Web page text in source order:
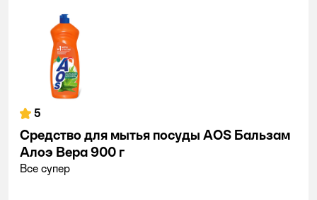
5
Средство для мытья посуды AOS Бальзам
Алоэ Вера 900 г
Все супер